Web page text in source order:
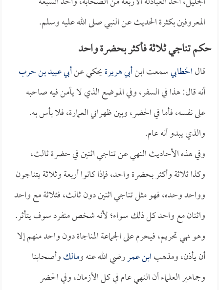
المعروفين بكثرة الحديث عن النبي صلى الله عليه وسلم.
حكم تناجي ثلاثة فأكثر بحضرة واحد
قالالخطابيسمعت ابنأبي هريرةيحكي عنأبي عبيد بن حرب
أنه قال: هذا في السفر، وفي الموضع الذي لا يأمن فيه صاحبه
على نفسه، فأما في الحضر، وبين ظهراني العمارة، فلا بأس به.
والذي يبدو أنه عام.
وفي هذه الأحاديث النهي عن تناجي اثنين في حضرة ثالث،
وكذا ثلاثة وأكثر بحضرة واحد، فإذا كانوا أربعة وثلاثة يتناجون
وواحد وحده، فهو مثل تناجي اثنين دون ثالث، فثلاثة مع واحد
واثنان مع واحد كل ذلك سواء؛ لأنه شخص منفرد سوف يتأثر.
وهو نهي تحريم، فيحرم على الجماعة المناجاة دون واحد منهم إلا
أن يأذن، ومذهبابن عمررضي الله عنه ومالكوأصحابنا
وجماهير العلماء أن النهي عام في كل الأزمان، وفي الحضر